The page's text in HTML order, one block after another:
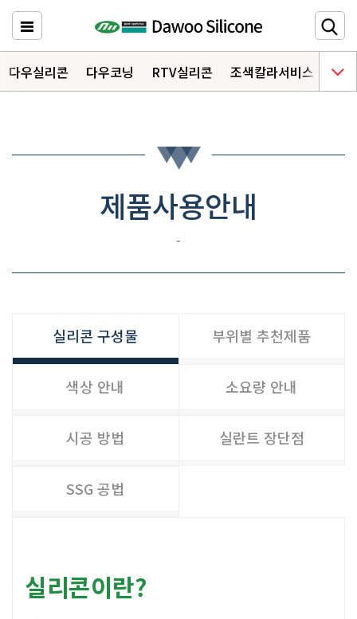
다우실리콘
HOME
제품사용안내
-
실리콘 구성물 부위별 추천제품
색상 안내 소요량 안내
시공 방법 실란트 장단점
SSG 공법
실리콘이란?
다우실리콘 다우코닝 RTV실리콘 조색칼라서비스 다
주요메뉴 바로가기